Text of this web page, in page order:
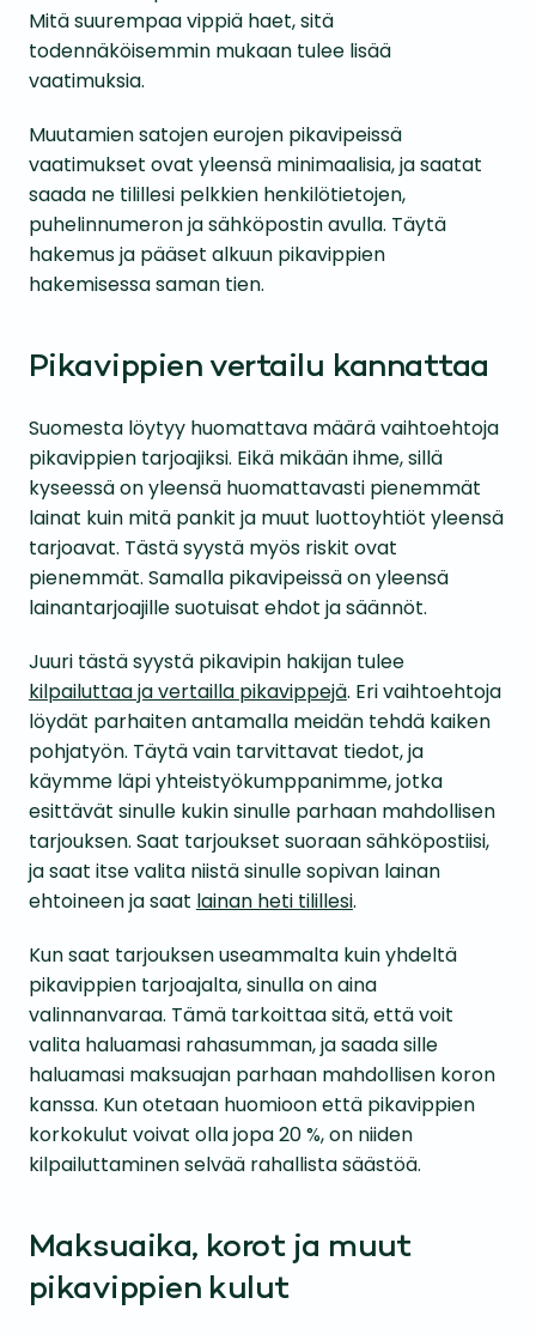
Mitä suurempaa vippiä haet, sitä
todennäköisemmin mukaan tulee lisää
vaatimuksia.
Muutamien satojen eurojen pikavipeissä
vaatimukset ovat yleensä minimaalisia, ja saatat
saada ne tilillesi pelkkien henkilötietojen,
puhelinnumeron ja sähköpostin avulla. Täytä
hakemus ja pääset alkuun pikavippien
hakemisessa saman tien.
Pikavippien vertailu kannattaa
Suomesta löytyy huomattava määrä vaihtoehtoja
pikavippien tarjoajiksi. Eikä mikään ihme, sillä
kyseessä on yleensä huomattavasti pienemmät
lainat kuin mitä pankit ja muut luottoyhtiöt yleensä
tarjoavat. Tästä syystä myös riskit ovat
pienemmät. Samalla pikavipeissä on yleensä
lainantarjoajille suotuisat ehdot ja säännöt.
Juuri tästä syystä pikavipin hakijan tulee
kilpailuttaa ja vertailla pikavippejä. Eri vaihtoehtoja
löydät parhaiten antamalla meidän tehdä kaiken
pohjatyön. Täytä vain tarvittavat tiedot, ja
käymme läpi yhteistyökumppanimme, jotka
esittävät sinulle kukin sinulle parhaan mahdollisen
tarjouksen. Saat tarjoukset suoraan sähköpostiisi,
ja saat itse valita niistä sinulle sopivan lainan
ehtoineen ja saat lainan heti tilillesi.
Kun saat tarjouksen useammalta kuin yhdeltä
pikavippien tarjoajalta, sinulla on aina
valinnanvaraa. Tämä tarkoittaa sitä, että voit
valita haluamasi rahasumman, ja saada sille
haluamasi maksuajan parhaan mahdollisen koron
kanssa. Kun otetaan huomioon että pikavippien
korkokulut voivat olla jopa 20 %, on niiden
kilpailuttaminen selvää rahallista säästöä.
Maksuaika, korot ja muut
pikavippien kulut